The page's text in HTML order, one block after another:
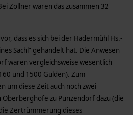
Zollner waren das zusammen 32
dass es sich bei der Hadermühl Hs.-
Sachl” gehandelt hat. Die Anwesen
waren vergleichsweise wesentlich
und 1500 Gulden). Zum
um diese Zeit auch noch zwei
Oberberghofe zu Punzendorf dazu (die
Zertrümmerung dieses